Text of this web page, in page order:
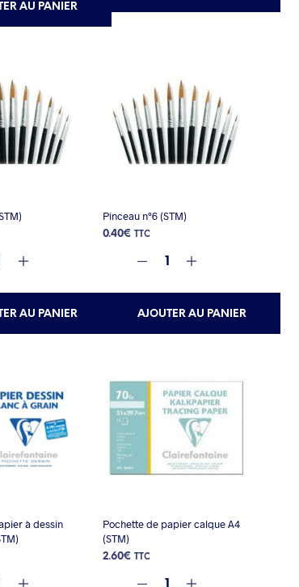
AU PANIER
AU PANIER
Pinceau n°6 (STM)
0.40€ TTC
AJOUTER AU PANIER
à dessin
Pochette de papier calque A4
(STM)
2.60€ TTC